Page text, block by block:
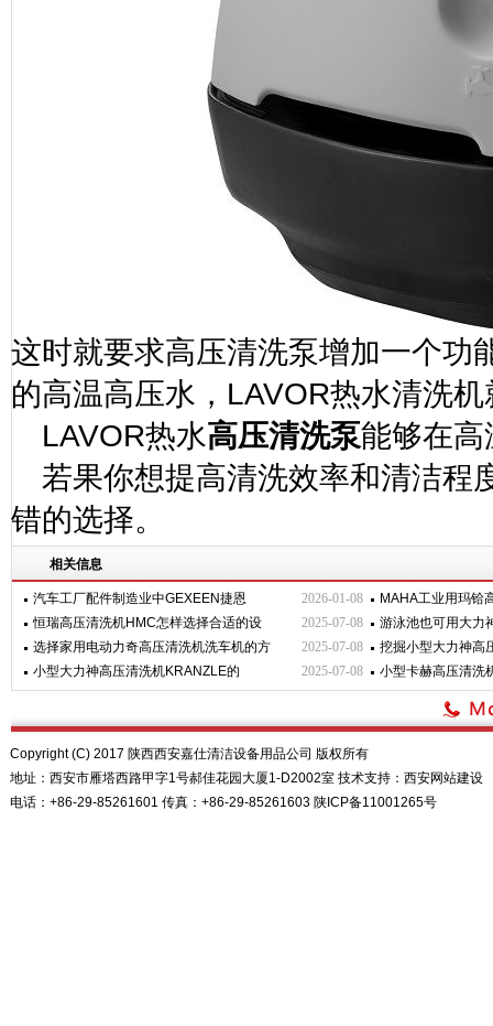
这时就要求高压清洗泵增加一个功
的高温高压水， LAVOR热水清洗机
LAVOR热水高压清洗泵能够在高
若果你想提高清洗效率和清洁程
错的选择。
相关信息
2026-01-08
汽车工厂配件制造业中GEXEEN捷恩
MAHA工业用玛铪
2025-07-08
恒瑞高压清洗机HMC怎样选择合适的设
游泳池也可用大力
2025-07-08
选择家用电动力奇高压清洗机洗车机的方
挖掘小型大力神高
2025-07-08
小型大力神高压清洗机KRANZLE的 小型卡赫高压清洗
Copyright (C) 2017 陕西西安嘉仕清洁设备用品公司 版权所有
地址：西安市雁塔西路甲字1号郝佳花园大厦1-D2002室 技术支持： 西安网站建设
电话：+86-29-85261601 传真：+86-29-85261603 陕ICP备11001265号